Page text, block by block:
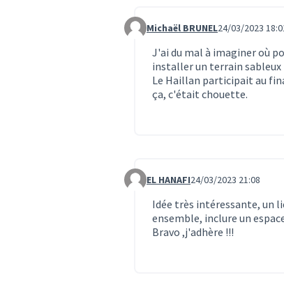
Commentaire 3920
Michaël BRUNEL24/03/2023
J'ai du mal à imaginer où
installer un terrain sableux
Le Haillan participait au
ça, c'était chouette.
Commentaire 3923
EL HANAFI24/03/2023 21:08
Idée très intéressante, un
ensemble, inclure un
Bravo ,j'adhère !!!